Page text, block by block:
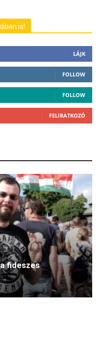
is!
LÁJK
FOLLOW
FOLLOW
FELIRATKOZÓ
fideszes